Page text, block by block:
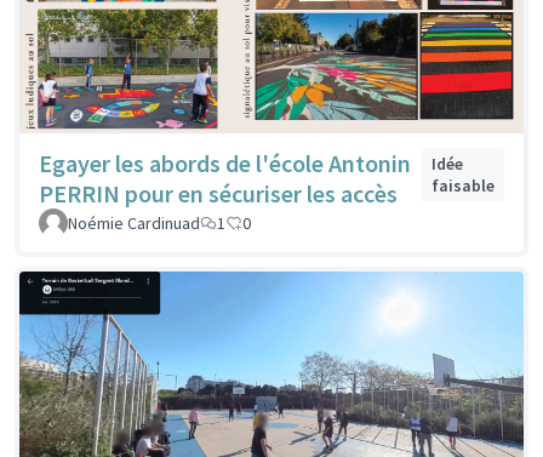
Egayer les abords de l'école Antonin
PERRIN pour en sécuriser les accès
Idée
faisable
Noémie Cardinuad
1 0